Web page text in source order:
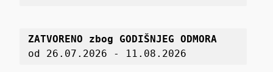
ZATVORENO zbog GODIŠNJEG ODMORA
od 26.07.2026 - 11.08.2026